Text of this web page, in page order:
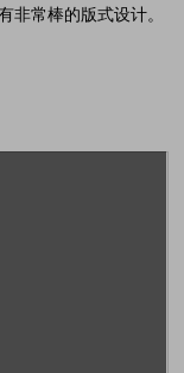
常棒的版式设计。